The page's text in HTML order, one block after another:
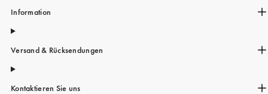
Information
Versand & Rücksendungen
Kontaktieren Sie uns